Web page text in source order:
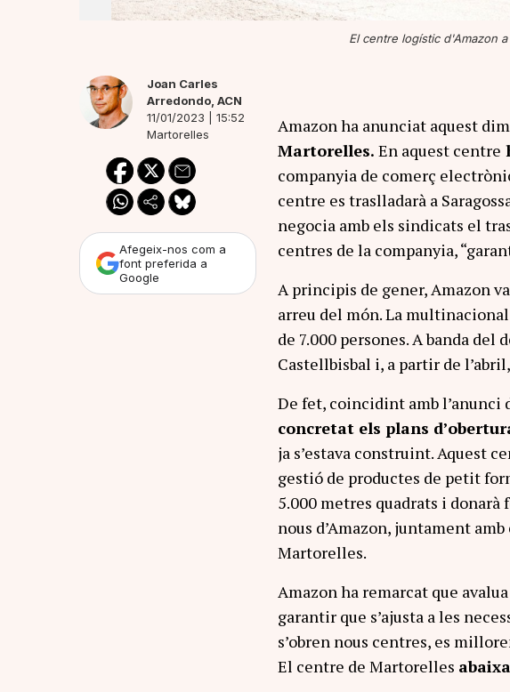
El centre logístic d'Amazon
Joan Carles
Arredondo, ACN
11/01/2023 | 15:52
Martorelles
Afegeix-nos com a
font preferida a
Google
Amazon ha anunciat aquest
Martorelles. En aquest centre
companyia de comerç
centre es traslladarà a
negocia amb els sindicats el
centres de la companyia,
A principis de gener, Amazon
arreu del món. La
de 7.000 persones. A banda
Castellbisbal i, a partir de
De fet, coincidint amb
concretat els plans
ja s’estava construint. Aquest
gestió de productes de petit
5.000 metres quadrats i donarà
nous d’Amazon, juntament
Martorelles.
Amazon ha remarcat que
garantir que s’ajusta a les
s’obren nous centres, es
El centre de Martorelles